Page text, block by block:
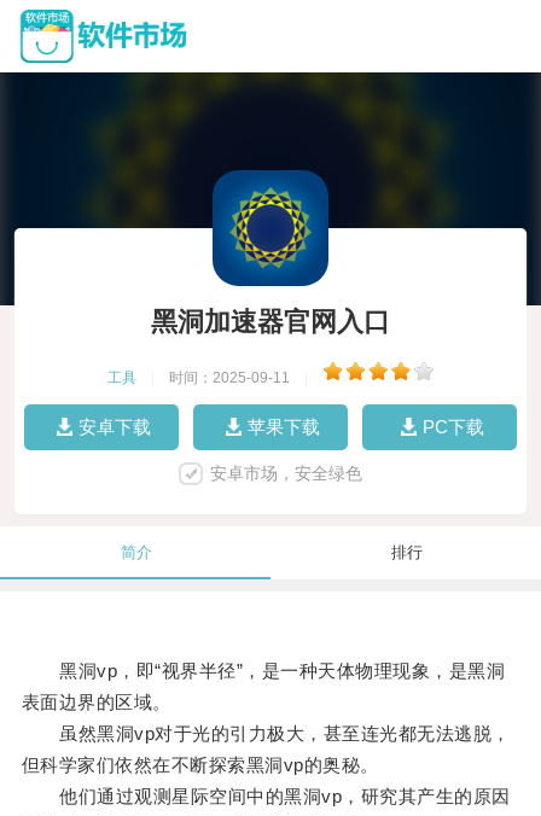
黑洞加速器官网入口
工具 时间：2025-09-11
安卓下载 苹果下载 PC下载
安卓市场，安全绿色
简介 排行
黑洞vp，即“视界半径”，是一种天体物理现象，是黑洞
表面边界的区域。
虽然黑洞vp对于光的引力极大，甚至连光都无法逃脱，
但科学家们依然在不断探索黑洞vp的奥秘。
他们通过观测星际空间中的黑洞vp，研究其产生的原因